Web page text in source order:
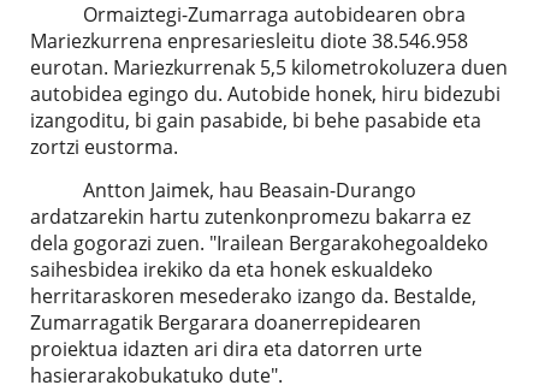
Ormaiztegi-Zumarraga autobidearen obra
Mariezkurrena enpresariesleitu diote 38.546.958
eurotan. Mariezkurrenak 5,5 kilometrokoluzera duen
autobidea egingo du. Autobide honek, hiru bidezubi
izangoditu, bi gain pasabide, bi behe pasabide eta
zortzi eustorma.
Antton Jaimek, hau Beasain-Durango
ardatzarekin hartu zutenkonpromezu bakarra ez
dela gogorazi zuen. "Irailean Bergarakohegoaldeko
saihesbidea irekiko da eta honek eskualdeko
herritaraskoren mesederako izango da. Bestalde,
Zumarragatik Bergarara doanerrepidearen
proiektua idazten ari dira eta datorren urte
hasierarakobukatuko dute".